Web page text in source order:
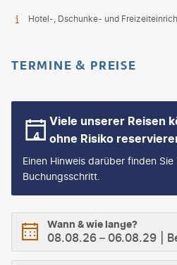
Hotel-, Dschunke- und
TERMINE & PREISE
Viele unserer Reisen
ohne Risiko
Einen Hinweis darüber finden
Buchungsschritt.
Wann & wie lange?
08.08.26 – 06.08.29